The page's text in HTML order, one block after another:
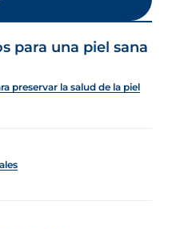
para una piel sana
preservar la salud de la piel